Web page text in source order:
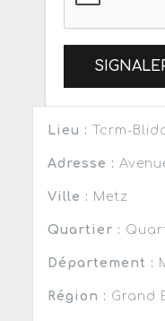
Lieu : Tcrm-
Adresse :
Ville : Metz
Quartier :
Département :
Région : Grand